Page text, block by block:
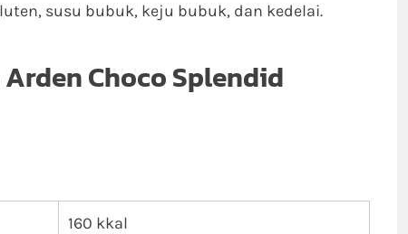
susu bubuk, keju bubuk, dan kedelai.
Choco Splendid
160 kkal